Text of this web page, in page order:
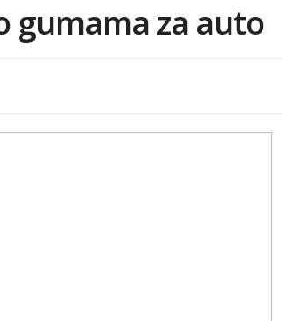
gumama za auto